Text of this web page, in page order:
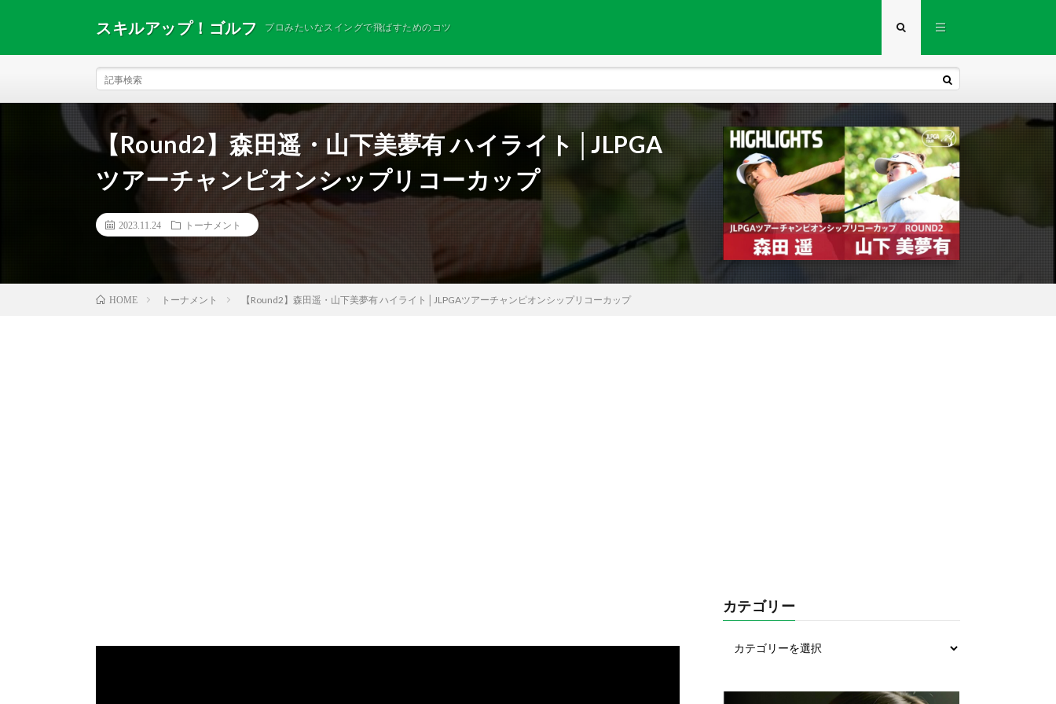
スキルアップ！ゴルフ プロみたいなスイングで飛ばすためのコツ
【Round2】森田遥・山下美夢有 ハイライト│JLPGA
ツアーチャンピオンシップリコーカップ
2023.11.24 トーナメント
HOME トーナメント 【Round2】森田遥・山下美夢有 ハイライト│JLPGAツアーチャンピオンシップリコーカップ
カテゴリー